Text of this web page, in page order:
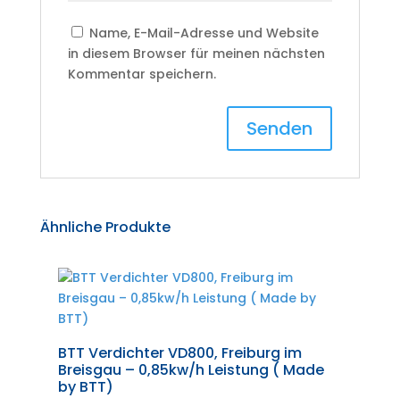
Name, E-Mail-Adresse und Website
in diesem Browser für meinen nächsten
Kommentar speichern.
Ähnliche Produkte
BTT Verdichter VD800, Freiburg im
Breisgau – 0,85kw/h Leistung ( Made
by BTT)